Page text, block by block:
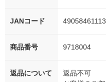
JANコード
商品番号 9718004
返品について
返品不可